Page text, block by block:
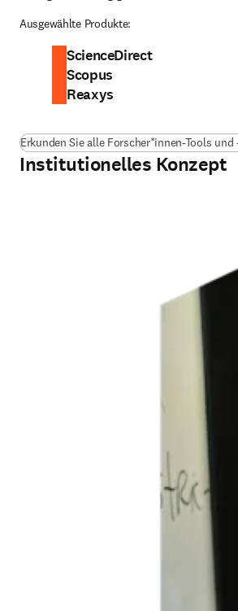
Ausgewählte Produkte:
ScienceDirect
Scopus
Reaxys
Erkunden Sie alle Forscher*innen-Tools und
Institutionelles Konzept